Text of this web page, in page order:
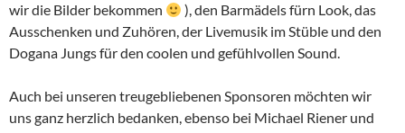
wir die Bilder bekommen
), den Barmädels fürn Look, das
Ausschenken und Zuhören, der Livemusik im Stüble und den
Dogana Jungs für den coolen und gefühlvollen Sound.
Auch bei unseren treugebliebenen Sponsoren möchten wir
uns ganz herzlich bedanken, ebenso bei Michael Riener und